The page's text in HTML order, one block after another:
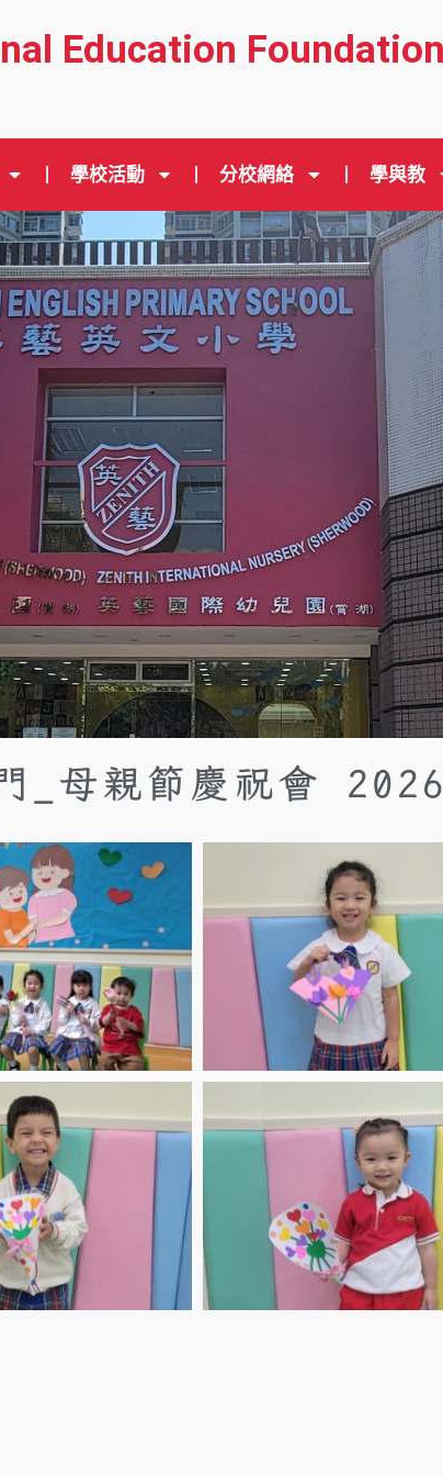
Education
學校活動 分校網絡 學與教
_母親節慶祝會